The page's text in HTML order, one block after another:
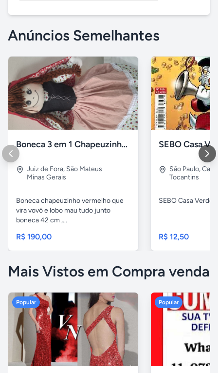
Anúncios Semelhantes
Boneca 3 em 1 Chapeuzinho Vermelho, Vovó, lobo
Juiz de Fora, São Mateus
Minas Gerais
Boneca chapeuzinho vermelho que
vira vovó e lobo mau tudo junto
boneca 42 cm ,...
R$ 190,00
SEBO Casa
São Paulo,
Tocantins
SEBO Casa Verde
R$ 12,50
Mais Vistos em Compra venda
Popular Popular